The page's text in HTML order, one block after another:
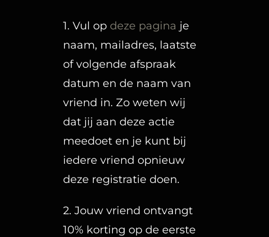
1. Vul op deze pagina je
naam, mailadres, laatste
of volgende afspraak
datum en de naam van
vriend in. Zo weten wij
dat jij aan deze actie
meedoet en je kunt bij
iedere vriend opnieuw
deze registratie doen.
2. Jouw vriend ontvangt
10% korting op de eerste